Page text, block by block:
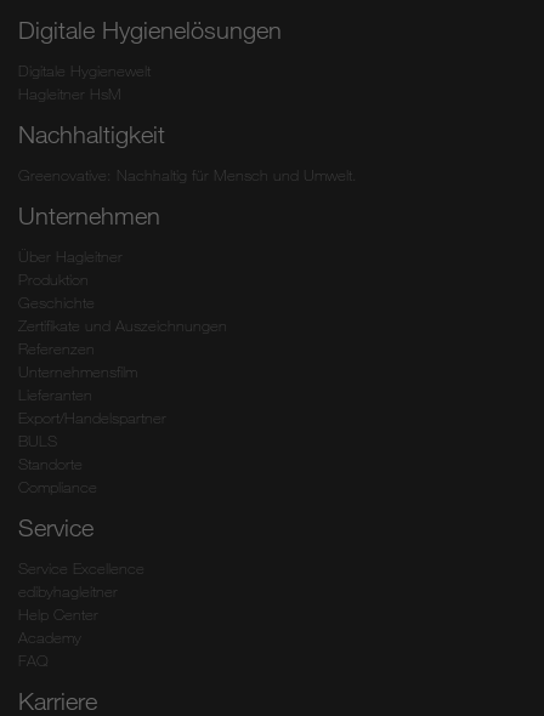
Digitale Hygienelösungen
Digitale Hygienewelt
Hagleitner HsM
Nachhaltigkeit
Greenovative: Nachhaltig für Mensch und Umwelt.
Unternehmen
Über Hagleitner
Produktion
Geschichte
Zertifikate und Auszeichnungen
Referenzen
Unternehmensfilm
Lieferanten
Export/Handelspartner
BULS
Standorte
Compliance
Service
Service Excellence
edibyhagleitner
Help Center
Academy
FAQ
Karriere